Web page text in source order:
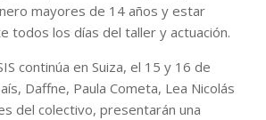
mayores de 14 años y estar
todos los días del taller y actuación.
continúa en Suiza, el 15 y 16 de
Daffne, Paula Cometa, Lea Nicolás
del colectivo, presentarán una